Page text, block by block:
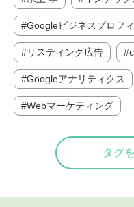
Googleビジネスプロフ
リスティング広告
Googleアナリティクス
Webマーケティング
タグ